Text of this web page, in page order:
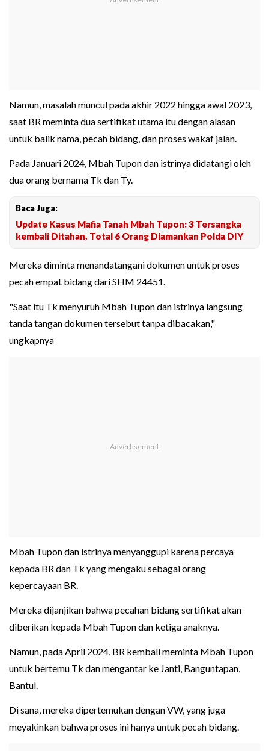
Namun, masalah muncul pada akhir 2022 hingga awal 2023,
saat BR meminta dua sertifikat utama itu dengan alasan
untuk balik nama, pecah bidang, dan proses wakaf jalan.
Pada Januari 2024, Mbah Tupon dan istrinya didatangi oleh
dua orang bernama Tk dan Ty.
Baca Juga:
Update Kasus Mafia Tanah Mbah Tupon: 3 Tersangka
kembali Ditahan, Total 6 Orang Diamankan Polda DIY
Mereka diminta menandatangani dokumen untuk proses
pecah empat bidang dari SHM 24451.
"Saat itu Tk menyuruh Mbah Tupon dan istrinya langsung
tanda tangan dokumen tersebut tanpa dibacakan,"
ungkapnya
Mbah Tupon dan istrinya menyanggupi karena percaya
kepada BR dan Tk yang mengaku sebagai orang
kepercayaan BR.
Mereka dijanjikan bahwa pecahan bidang sertifikat akan
diberikan kepada Mbah Tupon dan ketiga anaknya.
Namun, pada April 2024, BR kembali meminta Mbah Tupon
untuk bertemu Tk dan mengantar ke Janti, Banguntapan,
Bantul.
Di sana, mereka dipertemukan dengan VW, yang juga
meyakinkan bahwa proses ini hanya untuk pecah bidang.